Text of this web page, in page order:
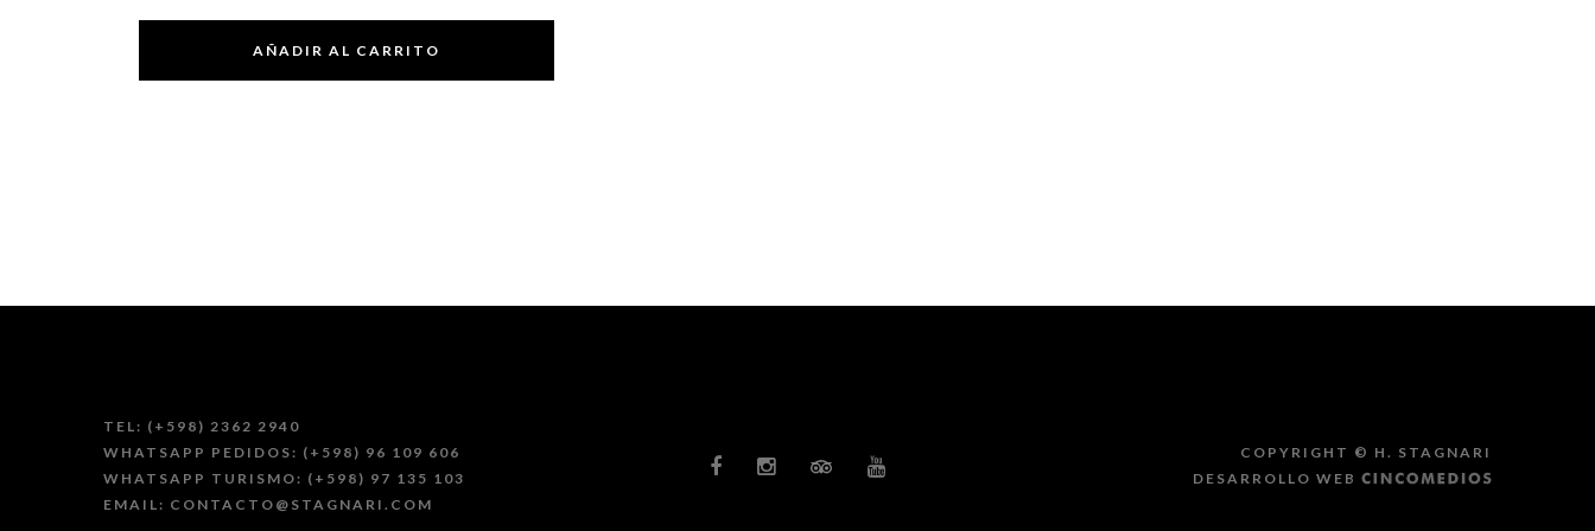
AÑADIR AL CARRITO
TEL: (+598) 2362 2940
WHATSAPP PEDIDOS: (+598) 96 109 606
WHATSAPP TURISMO: (+598) 97 135 103
EMAIL: CONTACTO@STAGNARI.COM
COPYRIGHT © H. STAGNARI
DESARROLLO WEB